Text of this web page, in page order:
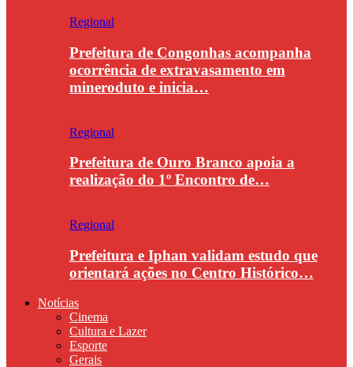
Regional
Prefeitura de Congonhas acompanha
ocorrência de extravasamento em
mineroduto e inicia…
Regional
Prefeitura de Ouro Branco apoia a
realização do 1º Encontro de…
Regional
Prefeitura e Iphan validam estudo que
orientará ações no Centro Histórico…
Notícias
Cinema
Cultura e Lazer
Esporte
Gerais